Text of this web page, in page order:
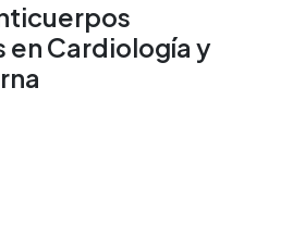
en Cardiología y